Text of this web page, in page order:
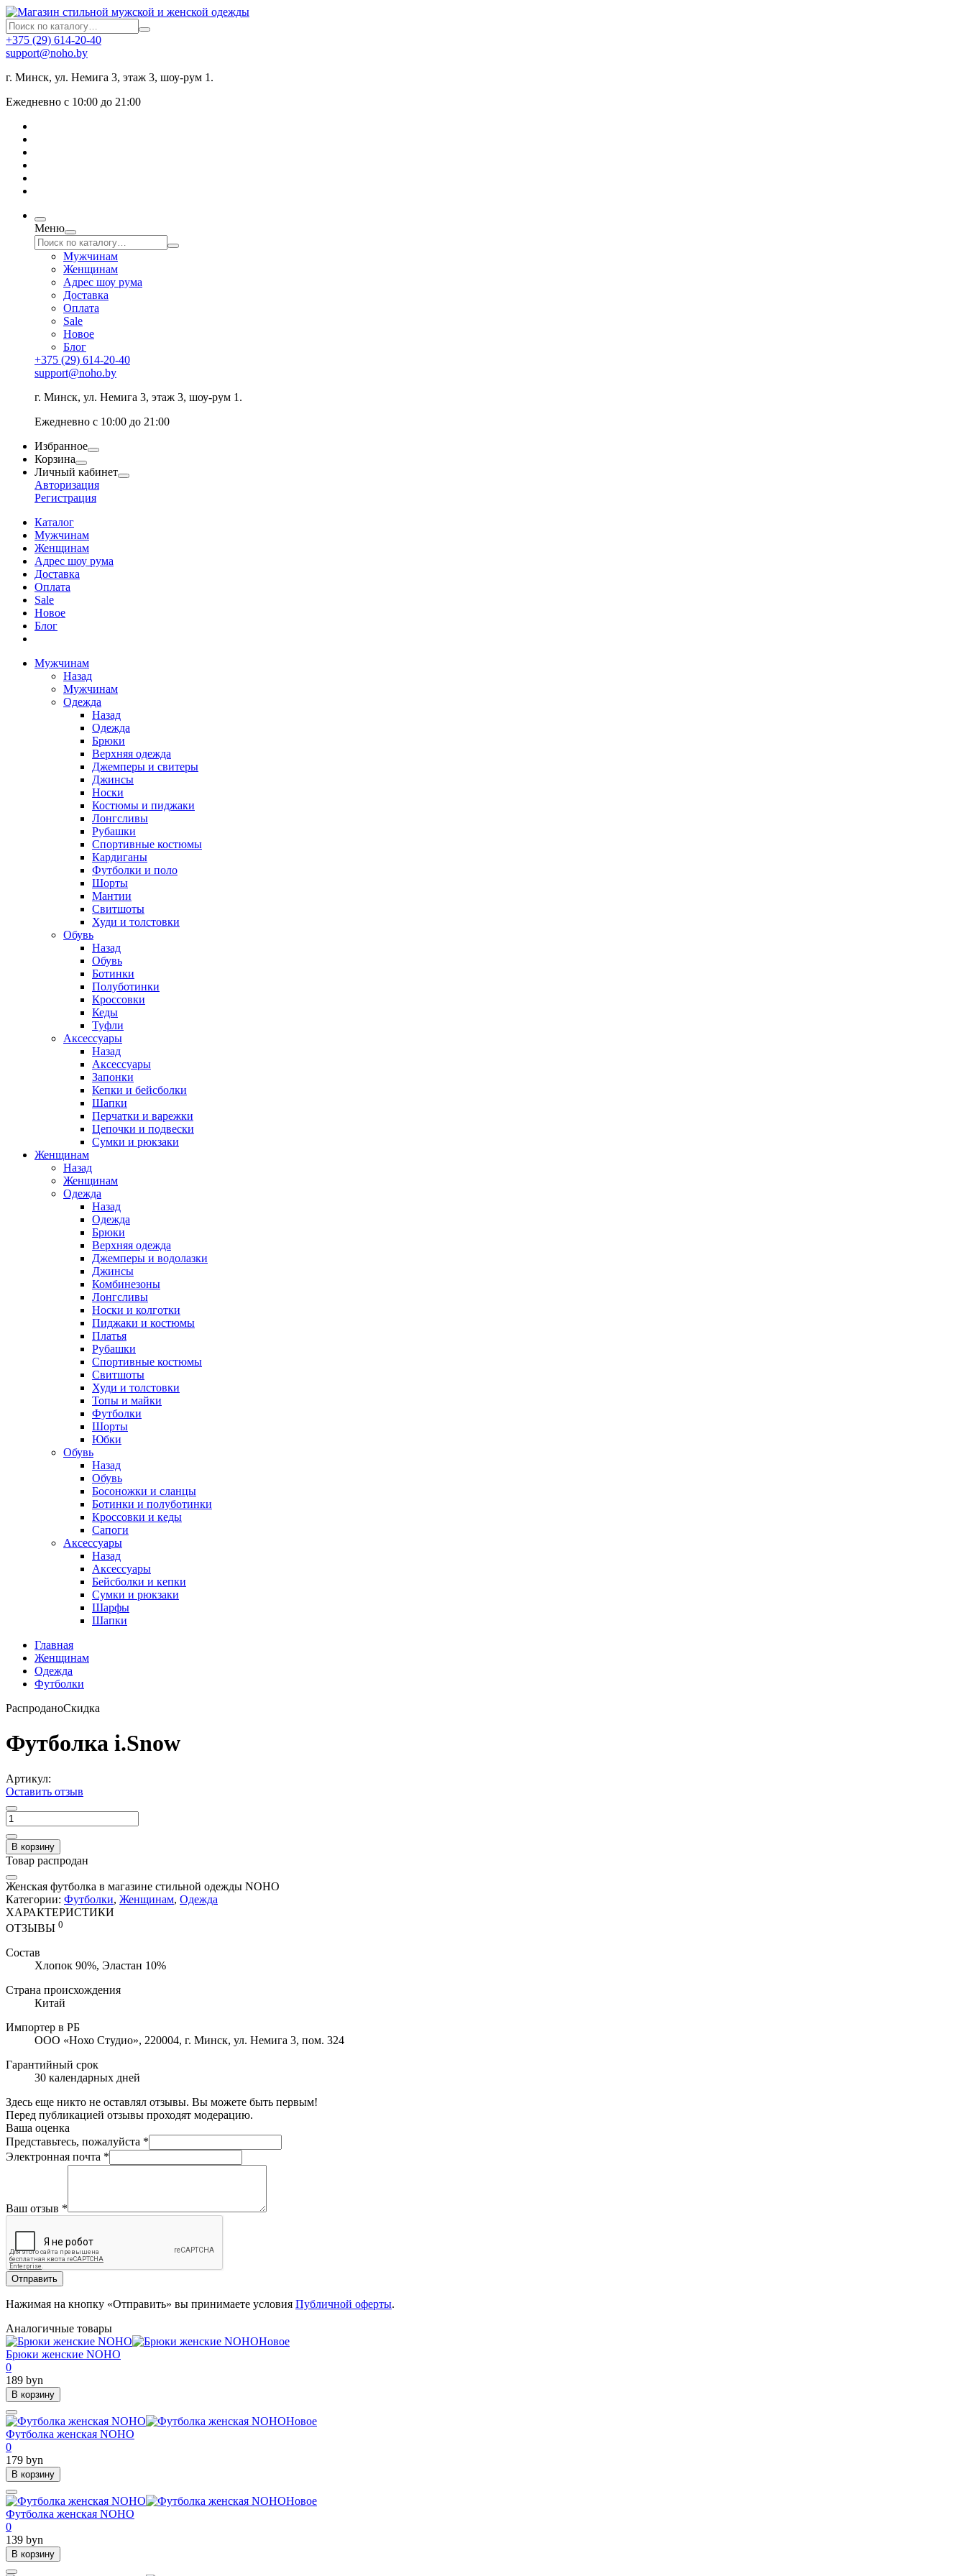
+375 (29) 614-20-40
support@noho.by
г. Минск, ул. Немига 3, этаж 3, шоу-рум 1.
Ежедневно с 10:00 до 21:00
Меню
Мужчинам
Женщинам
Адрес шоу рума
Доставка
Оплата
Sale
Новое
Блог
+375 (29) 614-20-40
support@noho.by
г. Минск, ул. Немига 3, этаж 3, шоу-рум 1.
Ежедневно с 10:00 до 21:00
Избранное
Корзина
Личный кабинет
Авторизация
Регистрация
Каталог
Мужчинам
Женщинам
Адрес шоу рума
Доставка
Оплата
Sale
Новое
Блог
Мужчинам
Назад
Мужчинам
Одежда
Назад
Одежда
Брюки
Верхняя одежда
Джемперы и свитеры
Джинсы
Носки
Костюмы и пиджаки
Лонгсливы
Рубашки
Спортивные костюмы
Кардиганы
Футболки и поло
Шорты
Мантии
Свитшоты
Худи и толстовки
Обувь
Назад
Обувь
Ботинки
Полуботинки
Кроссовки
Кеды
Туфли
Аксессуары
Назад
Аксессуары
Запонки
Кепки и бейсболки
Шапки
Перчатки и варежки
Цепочки и подвески
Сумки и рюкзаки
Женщинам
Назад
Женщинам
Одежда
Назад
Одежда
Брюки
Верхняя одежда
Джемперы и водолазки
Джинсы
Комбинезоны
Лонгсливы
Носки и колготки
Пиджаки и костюмы
Платья
Рубашки
Спортивные костюмы
Свитшоты
Худи и толстовки
Топы и майки
Футболки
Шорты
Юбки
Обувь
Назад
Обувь
Босоножки и сланцы
Ботинки и полуботинки
Кроссовки и кеды
Сапоги
Аксессуары
Назад
Аксессуары
Бейсболки и кепки
Сумки и рюкзаки
Шарфы
Шапки
Главная
Женщинам
Одежда
Футболки
РаспроданоСкидка
Футболка i.Snow
Артикул:
Оставить отзыв
В корзину
Товар распродан
Женская футболка в магазине стильной одежды NOHO
Категории: Футболки, Женщинам, Одежда
ХАРАКТЕРИСТИКИ
ОТЗЫВЫ 0
Состав
Хлопок 90%, Эластан 10%
Страна происхождения
Китай
Импортер в РБ
ООО «Нохо Студио», 220004, г. Минск, ул. Немига 3, пом. 324
Гарантийный срок
30 календарных дней
Здесь еще никто не оставлял отзывы. Вы можете быть первым!
Перед публикацией отзывы проходят модерацию.
Ваша оценка
Представьтесь, пожалуйста *
Электронная почта *
Ваш отзыв *
Отправить
Нажимая на кнопку «Отправить» вы принимаете условия Публичной оферты.
Аналогичные товары
Новое
Брюки женские NOHO
0
189 byn
В корзину
Новое
Футболка женская NOHO
0
179 byn
В корзину
Новое
Футболка женская NOHO
0
139 byn
В корзину